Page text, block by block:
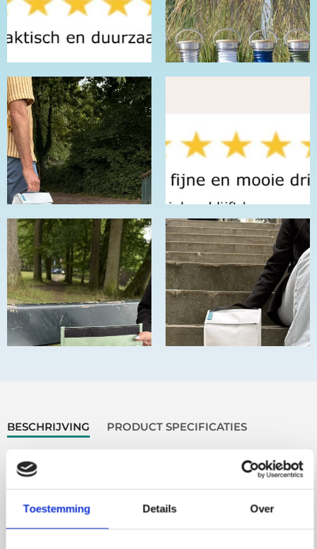
Toestemming Details Over
BESCHRIJVING PRODUCT SPECIFICATIES
CADEAU
Beschrijving